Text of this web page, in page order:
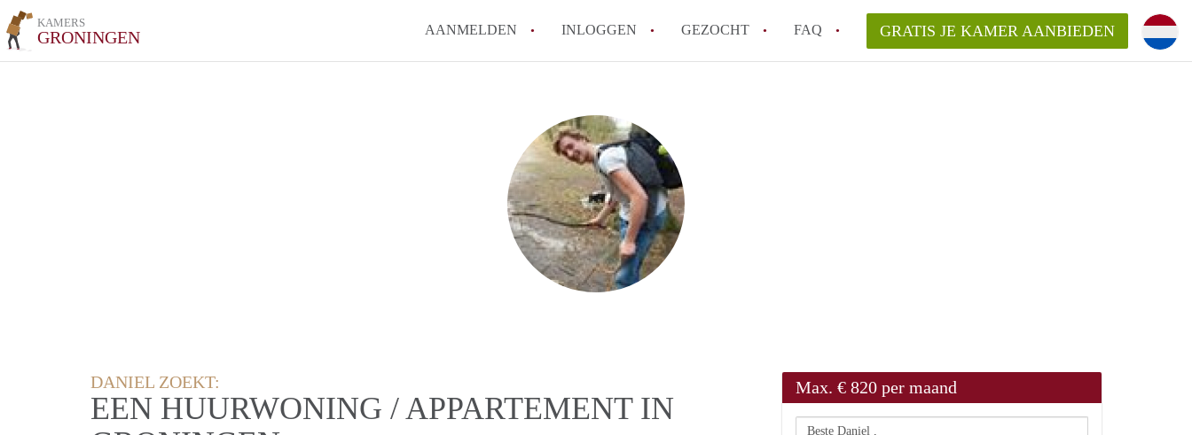
KAMERS
GRONINGEN AANMELDEN INLOGGEN GEZOCHT FAQ
Wat kost een studentenkamer in Groningen gemiddeld?
Wanneer moet ik beginnen met zoeken naar een kamer in Groningen?
De populairste studentenwijken in Groningen?
Alle veelgestelde vragen
GRATIS JE KAMER AANBIEDEN
DANIEL ZOEKT:
EEN HUURWONING / APPARTEMENT IN
Max. € 820 per maand